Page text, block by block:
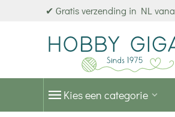
✔ Gratis verzending in NL
Kies een categorie